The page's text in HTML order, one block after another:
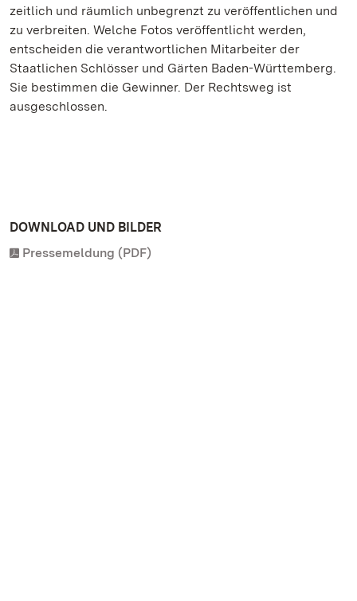
zeitlich und räumlich unbegrenzt zu veröffentlichen und
zu verbreiten. Welche Fotos veröffentlicht werden,
entscheiden die verantwortlichen Mitarbeiter der
Staatlichen Schlösser und Gärten Baden-Württemberg.
Sie bestimmen die Gewinner. Der Rechtsweg ist
ausgeschlossen.
DOWNLOAD UND BILDER
Pressemeldung (PDF)